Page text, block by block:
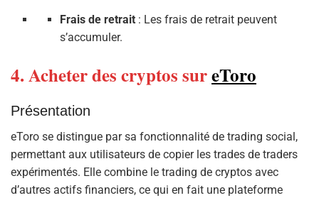
Frais de retrait: Les frais de retrait peuvent
s’accumuler.
4. Acheter des cryptos sureToro
Présentation
eToro se distingue par sa fonctionnalité de trading social,
permettant aux utilisateurs de copier les trades de traders
expérimentés. Elle combine le trading de cryptos avec
d’autres actifs financiers, ce qui en fait une plateforme